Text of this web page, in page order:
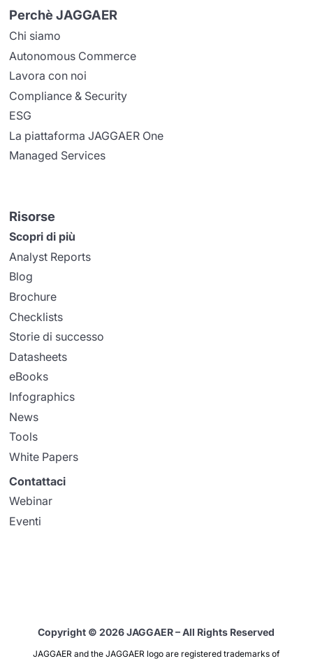
Perchè JAGGAER
Chi siamo
Autonomous Commerce
Lavora con noi
Compliance & Security
ESG
La piattaforma JAGGAER One
Managed Services
Risorse
Scopri di più
Analyst Reports
Blog
Brochure
Checklists
Storie di successo
Datasheets
eBooks
Infographics
News
Tools
White Papers
Contattaci
Webinar
Eventi
Copyright © 2026 JAGGAER – All Rights Reserved
JAGGAER and the JAGGAER logo are registered trademarks of